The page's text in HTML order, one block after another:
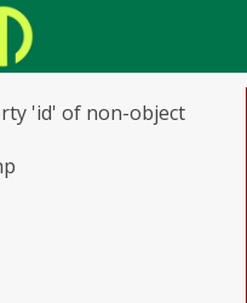
'id' of non-object